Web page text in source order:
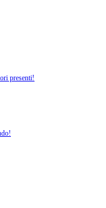
presenti!